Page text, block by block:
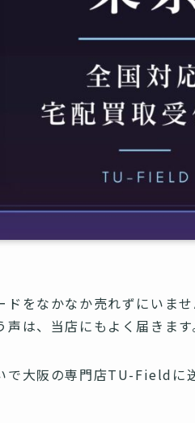
をなかなか売れずにいま
は、当店にもよく届きます
で大阪の専門店TU-Fieldに